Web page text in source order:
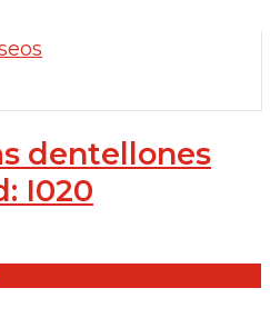
dentellones
I020